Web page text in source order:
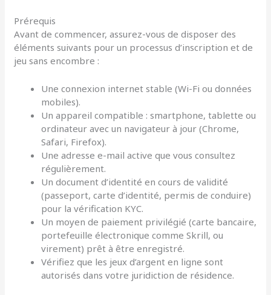
Prérequis
Avant de commencer, assurez-vous de disposer des
éléments suivants pour un processus d’inscription et de
jeu sans encombre :
Une connexion internet stable (Wi-Fi ou données
mobiles).
Un appareil compatible : smartphone, tablette ou
ordinateur avec un navigateur à jour (Chrome,
Safari, Firefox).
Une adresse e-mail active que vous consultez
régulièrement.
Un document d’identité en cours de validité
(passeport, carte d’identité, permis de conduire)
pour la vérification KYC.
Un moyen de paiement privilégié (carte bancaire,
portefeuille électronique comme Skrill, ou
virement) prêt à être enregistré.
Vérifiez que les jeux d’argent en ligne sont
autorisés dans votre juridiction de résidence.